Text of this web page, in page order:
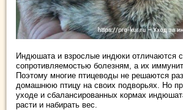
Индюшата и взрослые индюки отличаются
сопротивляемостью болезням, а их
Поэтому многие птицеводы не решаются
домашнюю птицу на своих подворьях. Но
уходе и сбалансированных кормах
расти и набирать вес.